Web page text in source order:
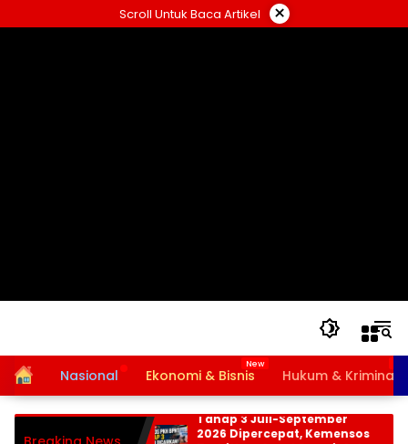
ke
Scroll Untuk Baca Artikel ×
HomeNasional Ekonomi & Bisnis Hukum & Kriminal
Bansos PKH dan BPNT
Tahap 3 Juli-September
2026 Dipercepat, Kemensos